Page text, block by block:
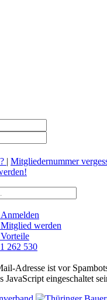
| Mitgliedernummer
Anmelden
Mitglied werden
Vorteile
262 530
Adresse ist vor
JavaScript eingeschaltet